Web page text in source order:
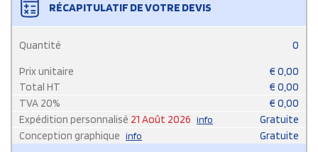
RÉCAPITULATIF DE VOTRE DEVIS
Quantité 0
Prix unitaire € 0,00
Total HT
€ 0,00
TVA 20% € 0,00
Expédition personnalisé 21 Août 2026 info
Gratuite
Conception graphique info Gratuite